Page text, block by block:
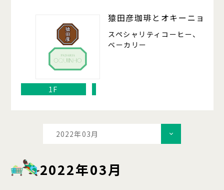
猿田彦珈琲とオキーニョ
スペシャリティコーヒー、
ベーカリー
1F
2022年03月
2022年03月